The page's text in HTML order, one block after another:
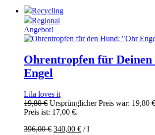
Recycling
Regional
Angebot!
Ohrentropfen für
Engel
Lila loves it
19,80€ Ursprünglicher Preis war: 19,80 €
Preis ist: 17,00 €.
396,00€ 340,00 € /l